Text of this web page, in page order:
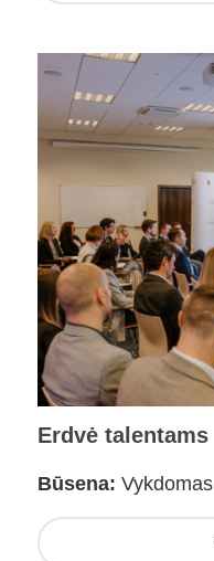
Erdvė talentams
Būsena: Vykdomas